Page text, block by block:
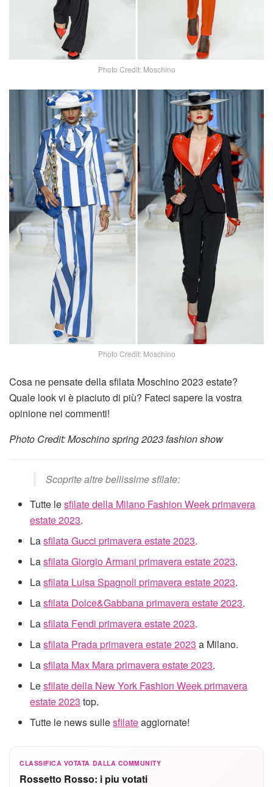
Photo Credit: Moschino
Photo Credit: Moschino
Cosa ne pensate della sfilata Moschino 2023 estate?
Quale look vi è piaciuto di più? Fateci sapere la vostra
opinione nei commenti!
Photo Credit: Moschino spring 2023 fashion show
Scoprite altre bellissime sfilate:
Tutte lesfilate della Milano Fashion Week primavera
estate 2023.
Lasfilata Gucci primavera estate 2023.
Lasfilata Giorgio Armani primavera estate 2023.
Lasfilata Luisa Spagnoli primavera estate 2023.
Lasfilata Dolce&Gabbana primavera estate 2023.
Lasfilata Fendi primavera estate 2023.
Lasfilata Prada primavera estate 2023 a Milano.
Lasfilata Max Mara primavera estate 2023.
Lesfilate della New York Fashion Week primavera
estate 2023 top.
Tutte le news sullesfilateaggiornate!
CLASSIFICA VOTATA DALLA COMMUNITY
Rossetto Rosso: i piu votati